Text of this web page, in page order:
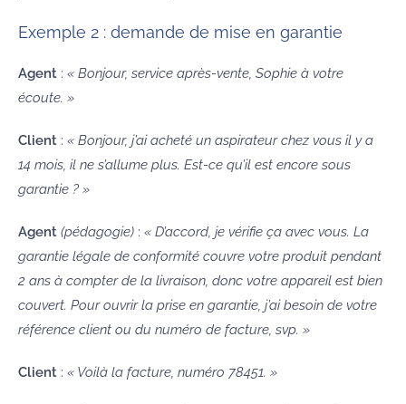
Exemple 2 : demande de mise en garantie
Agent : « Bonjour, service après-vente, Sophie à votre
écoute. »
Client : « Bonjour, j’ai acheté un aspirateur chez vous il y a
14 mois, il ne s’allume plus. Est-ce qu’il est encore sous
garantie ? »
Agent (pédagogie) : « D’accord, je vérifie ça avec vous. La
garantie légale de conformité couvre votre produit pendant
2 ans à compter de la livraison, donc votre appareil est bien
couvert. Pour ouvrir la prise en garantie, j’ai besoin de votre
référence client ou du numéro de facture, svp. »
Client : « Voilà la facture, numéro 78451. »